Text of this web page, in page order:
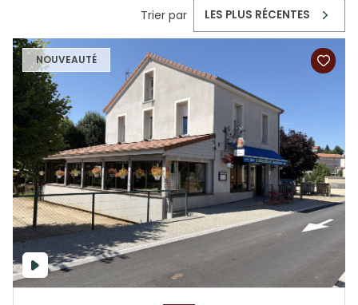
Trier par LES PLUS RÉCENTES
NOUVEAUTÉ